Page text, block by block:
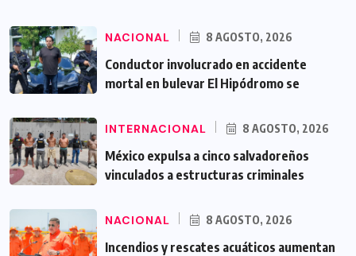
NACIONAL 8 AGOSTO, 2026
Conductor involucrado en accidente
mortal en bulevar El Hipódromo se
INTERNACIONAL 8 AGOSTO, 2026
México expulsa a cinco salvadoreños
vinculados a estructuras criminales
NACIONAL 8 AGOSTO, 2026
Incendios y rescates acuáticos aumentan